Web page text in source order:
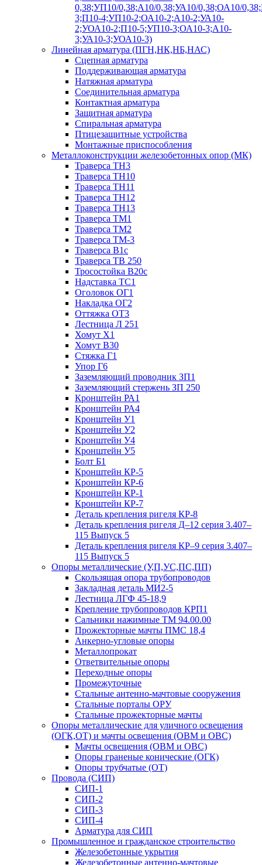
0,38;УП10/0,38;А10/0,38;УА10/0,38;ОА10/
3;П10-4;УП10-2;ОА10-2;А10-2;УА10-
2;УОА10-2;П10-5;УП10-3;ОА10-3;А10-
3;УА10-3;УОА10-3)
Линейная арматура (ПГН,НК,НБ,НАС)
Сцепная арматура
Поддерживающая арматура
Натяжная арматура
Соединительная арматура
Контактная арматура
Защитная арматура
Спиральная арматура
Птицезащитные устройства
Монтажные приспособления
Металлоконструкции железобетонных опор (МК)
Траверса ТН3
Траверса ТН10
Траверса ТН11
Траверса ТН12
Траверса ТН13
Траверса ТМ1
Траверса ТМ2
Траверса ТМ-3
Траверса В1с
Траверса ТВ 250
Тросостойка В20с
Надставка ТС1
Оголовок ОГ1
Накладка ОГ2
Оттяжка ОТ3
Лестница Л 251
Хомут Х1
Хомут В30
Стяжка Г1
Упор Г6
Заземляющий проводник ЗП1
Заземляющий стержень ЗП 250
Кронштейн РА1
Кронштейн РА4
Кронштейн У1
Кронштейн У2
Кронштейн У4
Кронштейн У5
Болт Б1
Кронштейн КР-5
Кронштейн КР-6
Кронштейн КР-1
Кронштейн КР-7
Деталь крепления ригеля КР‑8
Деталь крепления ригеля Д–12 серия 3.407–
115 Выпуск 5
Деталь крепления ригеля КР–9 серия 3.407–
115 Выпуск 5
Опоры металлические (У,П,УС,ПС,ПП)
Скользящая опора трубопроводов
Закладная деталь МИ2-5
Лестница ЛГФ 45-18,9
Крепление трубопроводов КРП1
Сальники нажимные ТМ 94.00.00
Прожекторные мачты ПМС 18,4
Анкерно-угловые опоры
Металлопрокат
Ответвительные опоры
Переходные опоры
Промежуточные
Стальные антенно-мачтовые сооружения
Стальные порталы ОРУ
Стальные прожекторные мачты
Опоры металлические для уличного освещения
(ОГК,ОТ) и мачты освещения (ОВМ и ОВС)
Мачты освещения (ОВМ и ОВС)
Опоры граненые конические (ОГК)
Опоры трубчатые (ОТ)
Провода (СИП)
СИП-1
СИП-2
СИП-3
СИП-4
Арматура для СИП
Промышленное и гражданское строительство
Железобетонные укрытия
Железобетонные антенно-мачтовые